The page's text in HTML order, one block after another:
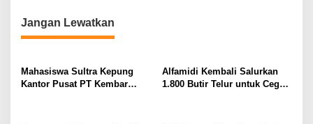
Jangan Lewatkan
Mahasiswa Sultra Kepung
Kantor Pusat PT Kembar
Alfamidi Kembali Salurkan
1.800 Butir Telur untuk Cegah